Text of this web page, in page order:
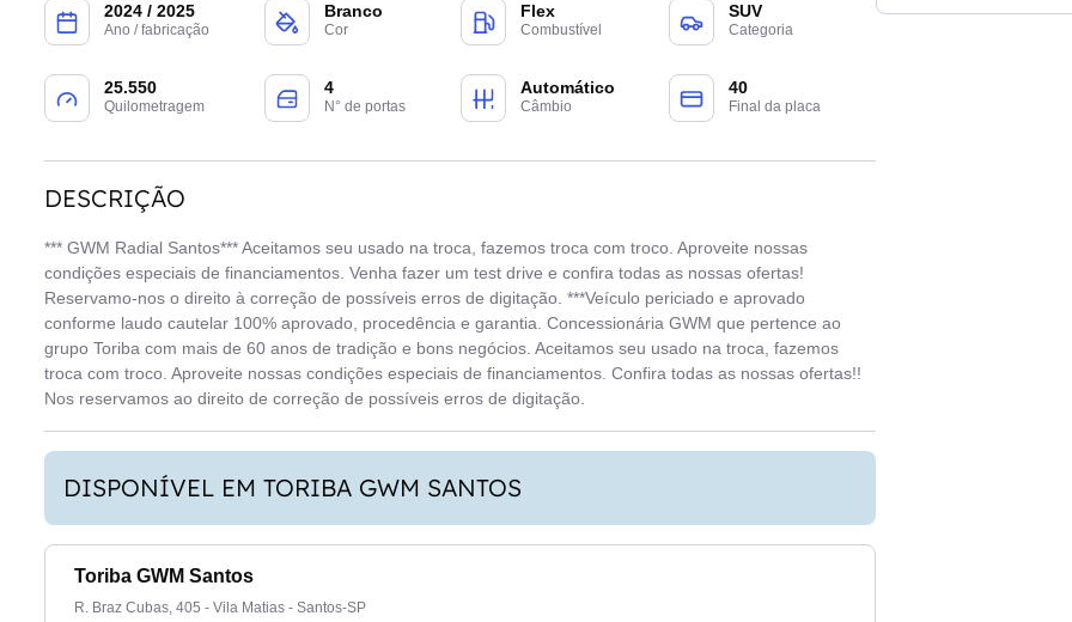
2024 / 2025
Ano / fabricação
Branco
Cor
Flex
Combustível
SUV
Categoria
25.550
Quilometragem
4
N° de portas
Automático
Câmbio
40
Final da placa
DESCRIÇÃO
*** GWM Radial Santos*** Aceitamos seu usado na troca, fazemos troca com troco. Aproveite nossas
condições especiais de financiamentos. Venha fazer um test drive e confira todas as nossas ofertas!
Reservamo-nos o direito à correção de possíveis erros de digitação. ***Veículo periciado e aprovado
conforme laudo cautelar 100% aprovado, procedência e garantia. Concessionária GWM que pertence ao
grupo Toriba com mais de 60 anos de tradição e bons negócios. Aceitamos seu usado na troca, fazemos
troca com troco. Aproveite nossas condições especiais de financiamentos. Confira todas as nossas ofertas!!
Nos reservamos ao direito de correção de possíveis erros de digitação.
DISPONÍVEL EM TORIBA GWM SANTOS
Toriba GWM Santos
R. Braz Cubas, 405 - Vila Matias - Santos-SP